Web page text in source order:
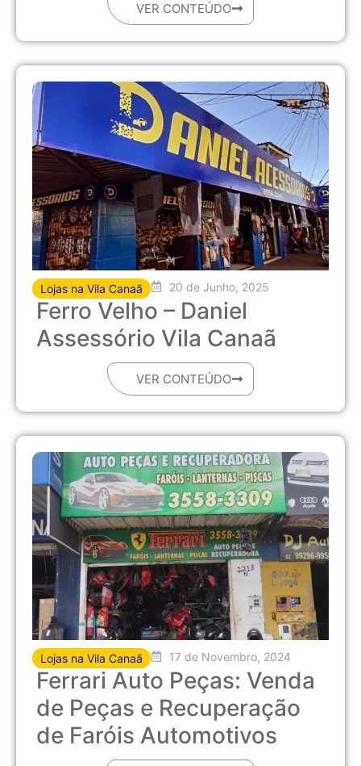
VER CONTEÚDO
Lojas na Vila Canaã 20 de Junho, 2025
Ferro Velho – Daniel
Assessório Vila Canaã
VER CONTEÚDO
Lojas na Vila Canaã 17 de Novembro, 2024
Ferrari Auto Peças: Venda
de Peças e Recuperação
de Faróis Automotivos